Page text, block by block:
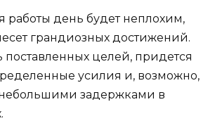
работы день будет неплохим,
грандиозных достижений.
поставленных целей, придется
усилия и, возможно,
небольшими задержками в